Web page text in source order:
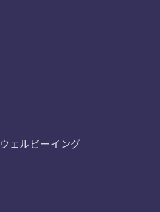
ウェルビーイング